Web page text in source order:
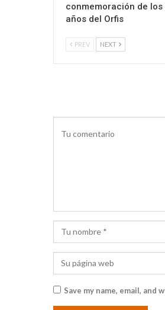
conmemoración de los
años del Orfis
PREV NEXT
Save my name, email,